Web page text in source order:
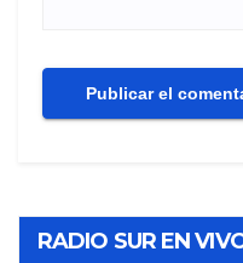
RADIO SUR EN